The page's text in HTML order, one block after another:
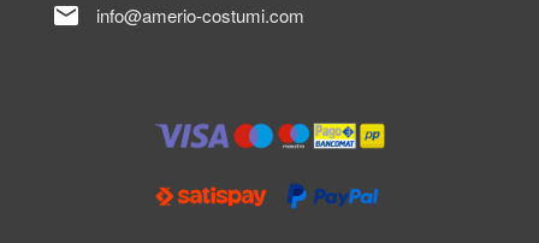
mail info@amerio-costumi.com